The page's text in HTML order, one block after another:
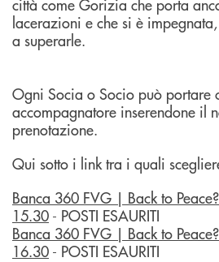
città come Gorizia che porta
lacerazioni e che si è
a superarle.
Ogni Socia o Socio può portare
accompagnatore inserendone il
prenotazione.
Qui sotto i link tra i quali
Banca 360 FVG | Back to
15.30 - POSTI ESAURITI
Banca 360 FVG | Back to
16.30 - POSTI ESAURITI